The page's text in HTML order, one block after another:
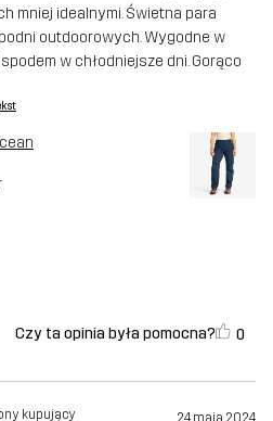
mniej idealnymi. Świetna para
outdoorowych. Wygodne w
w chłodniejsze dni. Gorąco
Czy ta opinia była pomocna? 0
kupujący 24 maja 2024